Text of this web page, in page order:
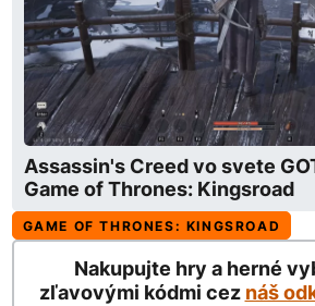
Assassin's Creed vo svete
Game of Thrones: Kingsroad
GAME OF THRONES: KINGSROAD
Nakupujte hry a herné
zľavovými kódmi cez náš